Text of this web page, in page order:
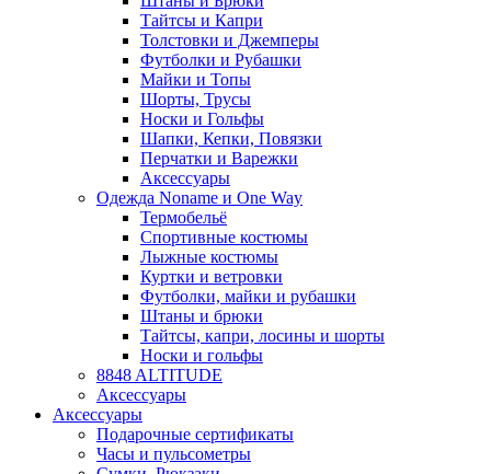
Тайтсы и Капри
Толстовки и Джемперы
Футболки и Рубашки
Майки и Топы
Шорты, Трусы
Носки и Гольфы
Шапки, Кепки, Повязки
Перчатки и Варежки
Аксессуары
Одежда Noname и One Way
Термобельё
Спортивные костюмы
Лыжные костюмы
Куртки и ветровки
Футболки, майки и рубашки
Штаны и брюки
Тайтсы, капри, лосины и шорты
Носки и гольфы
8848 ALTITUDE
Аксессуары
Аксессуары
Подарочные сертификаты
Часы и пульсометры